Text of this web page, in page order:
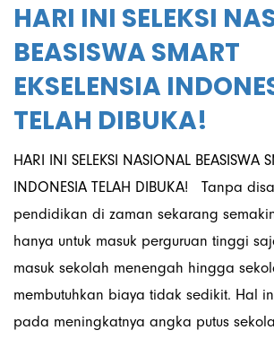
HARI INI SELEKSI
BEASISWA SMART
EKSELENSIA
TELAH DIBUKA!
HARI INI SELEKSI NASIONAL BEASISWA
INDONESIA TELAH DIBUKA! Tanpa
pendidikan di zaman sekarang
hanya untuk masuk perguruan tinggi
masuk sekolah menengah hingga
membutuhkan biaya tidak sedikit. Hal
pada meningkatnya angka putus